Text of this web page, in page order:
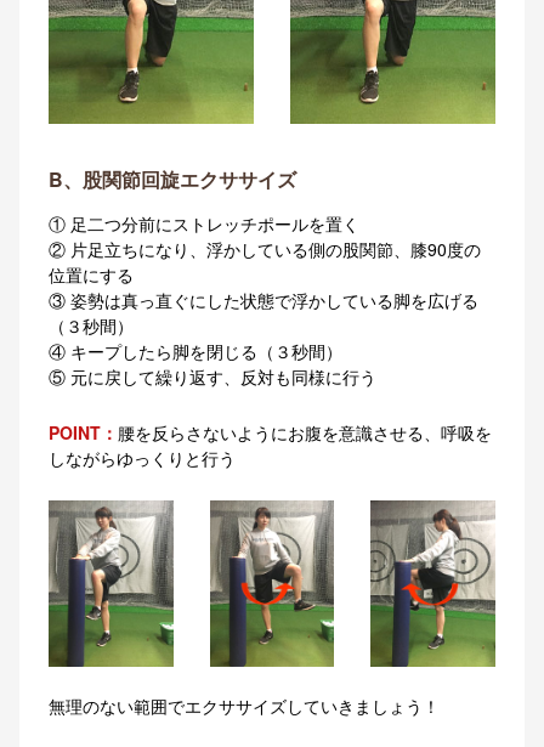
B、股関節回旋エクササイズ
① 足二つ分前にストレッチポールを置く
② 片足立ちになり、浮かしている側の股関節、膝90度の
位置にする
③ 姿勢は真っ直ぐにした状態で浮かしている脚を広げる
（３秒間）
④ キープしたら脚を閉じる（３秒間）
⑤ 元に戻して繰り返す、反対も同様に行う
POINT： 腰を反らさないようにお腹を意識させる、呼吸を
しながらゆっくりと行う
無理のない範囲でエクササイズしていきましょう！